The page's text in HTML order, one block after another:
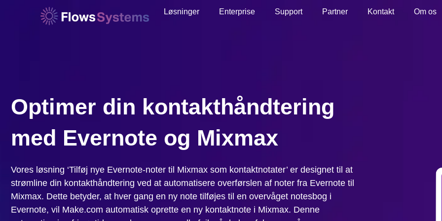
Løsninger Enterprise Support Partner Kontakt Om os
Optimer din kontakthåndtering
med Evernote og Mixmax
Vores løsning ‘Tilføj nye Evernote-noter til Mixmax som kontaktnotater’ er designet til at
strømline din kontakthåndtering ved at automatisere overførslen af noter fra Evernote til
Mixmax. Dette betyder, at hver gang en ny note tilføjes til en overvåget notesbog i
Evernote, vil Make.com automatisk oprette en ny kontaktnote i Mixmax. Denne